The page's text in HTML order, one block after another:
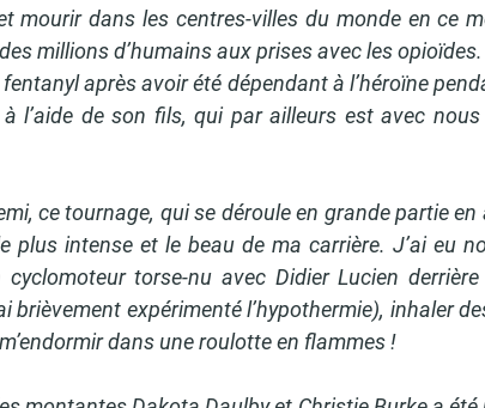
mourir dans les centres-villes du monde en ce
millions d’humains aux prises avec les opioïdes.
après avoir été dépendant à l’héroïne
l’aide de son fils, qui par ailleurs est avec
ce tournage, qui se déroule en grande partie en
plus intense et le beau de ma carrière. J’ai eu
cyclomoteur torse-nu avec Didier Lucien
brièvement expérimenté l’hypothermie), inhaler
dans une roulotte en flammes !